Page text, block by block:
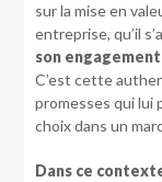
sur la mise en
entreprise, qu’il
son
C’est cette
promesses qui lui
choix dans un
Dans ce